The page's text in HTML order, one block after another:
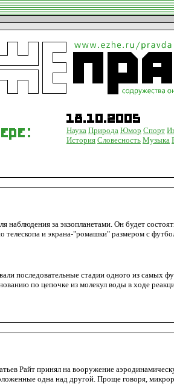
Наука Природа Юмор Спорт
История Словесность Музыка
наблюдения за экзопланетами. Он будет
телескопа и экрана-"ромашки" размером с
последовательные стадии одного из самых
по цепочке из молекул воды в ходе
Райт принял на вооружение
одна над другой. Проще говоря,